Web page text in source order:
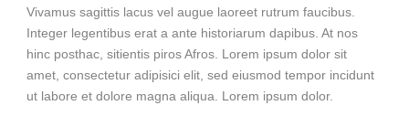
Vivamus sagittis lacus vel augue laoreet rutrum faucibus.
Integer legentibus erat a ante historiarum dapibus. At nos
hinc posthac, sitientis piros Afros. Lorem ipsum dolor sit
amet, consectetur adipisici elit, sed eiusmod tempor incidunt
ut labore et dolore magna aliqua. Lorem ipsum dolor.